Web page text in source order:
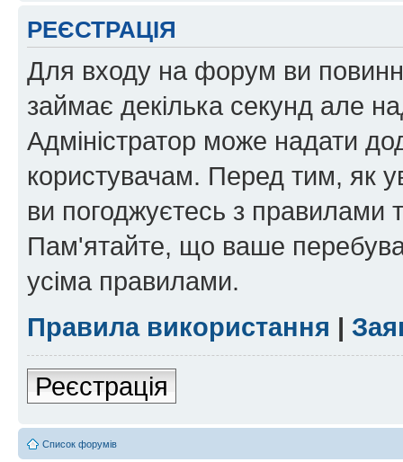
РЕЄСТРАЦІЯ
Для входу на форум ви
займає декілька секунд але
Адміністратор може надати
користувачам. Перед тим, як
ви погоджуєтесь з правилами
Пам'ятайте, що ваше
усіма правилами.
Правила використання |
Реєстрація
Список форумів